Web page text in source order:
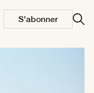
S'abonner